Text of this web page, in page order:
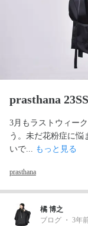
prasthana
3月もラストウィー
う。未だ花粉症に悩
いで...
もっと見る
prasthana
橘 博之
ブログ ・ 3年